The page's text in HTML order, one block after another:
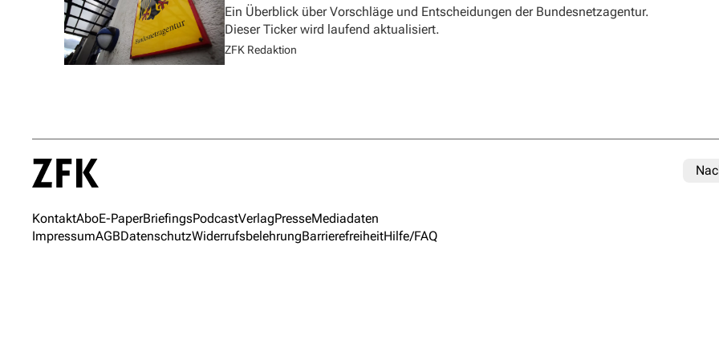
Ein Überblick über Vorschläge und Entscheidungen der Bundesnetzagentur.
Dieser Ticker wird laufend aktualisiert.
ZFK Redaktion
KontaktAboE-PaperBriefingsPodcastVerlagPresseMediadaten
ImpressumAGBDatenschutzWiderrufsbelehrungBarrierefreiheitHilfe/FAQ